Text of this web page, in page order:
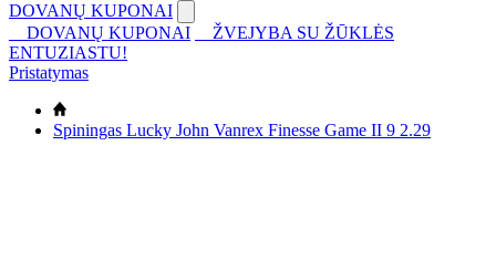
DOVANŲ KUPONAI
DOVANŲ KUPONAI
ŽVEJYBA SU ŽŪKLĖS
ENTUZIASTU!
Pristatymas
Spiningas Lucky John Vanrex Finesse Game II 9 2.29